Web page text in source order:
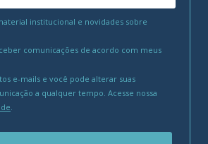
institucional e novidades sobre
comunicações de acordo com meus
e-mails e você pode alterar suas
a qualquer tempo. Acesse nossa
.